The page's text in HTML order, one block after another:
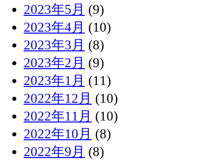
2023年5月 (9)
2023年4月 (10)
2023年3月 (8)
2023年2月 (9)
2023年1月 (11)
2022年12月 (10)
2022年11月 (10)
2022年10月 (8)
2022年9月 (8)